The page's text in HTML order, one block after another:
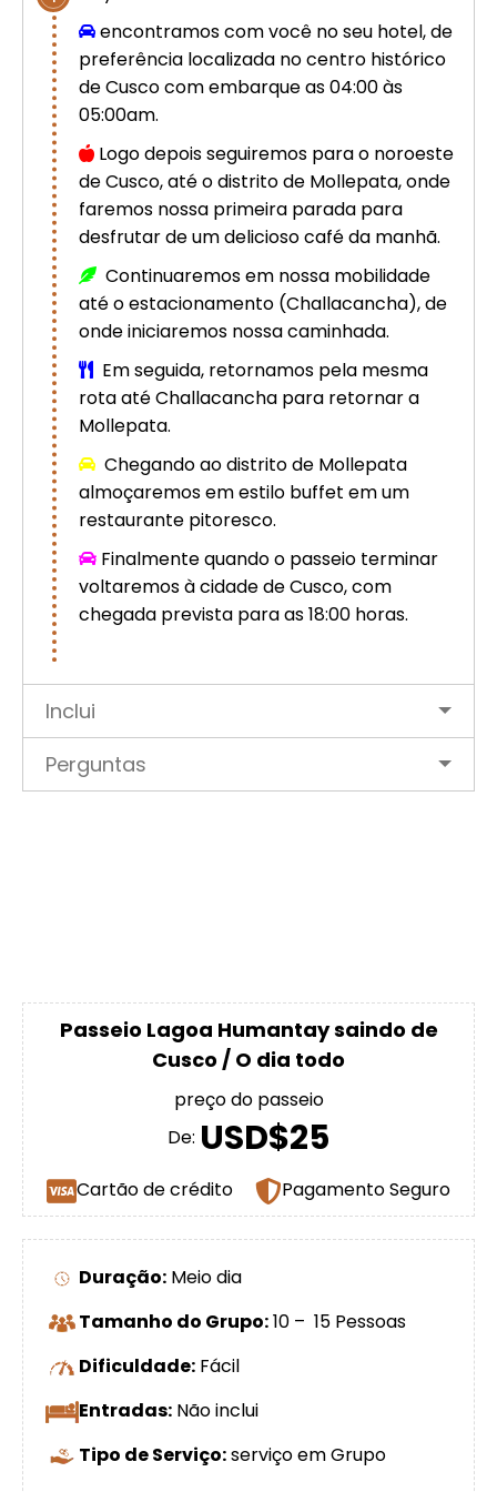
estrelas | Machu Picchu
Excursão de luxo de 8 dias em
estrelas
encontramos com você no seu hotel, de
preferência localizada no centro histórico
de Cusco com embarque as 04:00 às
05:00am.
Logo depois seguiremos para o noroeste
de Cusco, até o distrito de Mollepata, onde
faremos nossa primeira parada para
desfrutar de um delicioso café da manhã.
Continuaremos em nossa mobilidade
até o estacionamento (Challacancha), de
onde iniciaremos nossa caminhada.
Em seguida, retornamos pela mesma
rota até Challacancha para retornar a
Mollepata.
Chegando ao distrito de Mollepata
almoçaremos em estilo buffet em um
restaurante pitoresco.
Finalmente quando o passeio terminar
voltaremos à cidade de Cusco, com
chegada prevista para as 18:00 horas.
Inclui
Perguntas
Passeio Lagoa Humantay saindo de
Cusco / O dia todo
preço do passeio
De: USD$25
Cartão de crédito Pagamento Seguro
Duração: Meio dia
Tamanho do Grupo:10 – 15 Pessoas
Dificuldade: Fácil
Entradas: Não inclui
Tipo de Serviço:serviço em Grupo